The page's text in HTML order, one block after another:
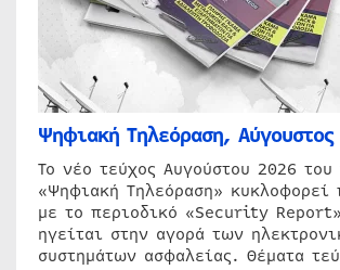
Ψηφιακή Τηλεόραση,
Το νέο τεύχος Αυγούστου 2026 του
«Ψηφιακή Τηλεόραση» κυκλοφορεί
με το περιοδικό «Security
ηγείται στην αγορά των
συστημάτων ασφαλείας. Θέματα